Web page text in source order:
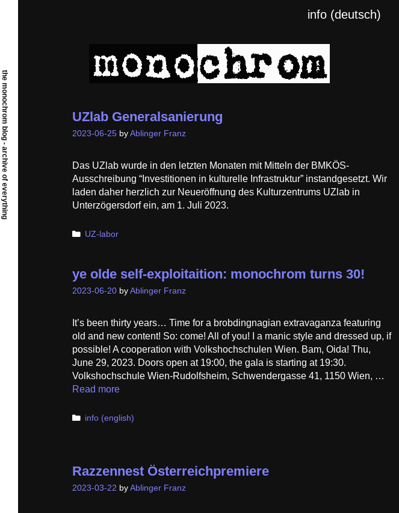
info (deutsch)
UZlab Generalsanierung
2023-06-25 by Ablinger Franz
Das UZlab wurde in den letzten Monaten mit Mitteln der BMKÖS-
Ausschreibung “Investitionen in kulturelle Infrastruktur” instandgesetzt. Wir
laden daher herzlich zur Neueröffnung des Kulturzentrums UZlab in
Unterzögersdorf ein, am 1. Juli 2023.
Categories
UZ-labor
ye olde self-exploitaition: monochrom turns 30!
2023-06-20 by Ablinger Franz
It’s been thirty years… Time for a brobdingnagian extravaganza featuring
old and new content! So: come! All of you! I a manic style and dressed up, if
possible! A cooperation with Volkshochschulen Wien. Bam, Oida! Thu,
June 29, 2023. Doors open at 19:00, the gala is starting at 19:30.
Volkshochschule Wien-Rudolfsheim, Schwendergasse 41, 1150 Wien, …
Read more
Categories
info (english)
Razzennest Österreichpremiere
2023-03-22 by Ablinger Franz
the monochrom blog - archive of everything